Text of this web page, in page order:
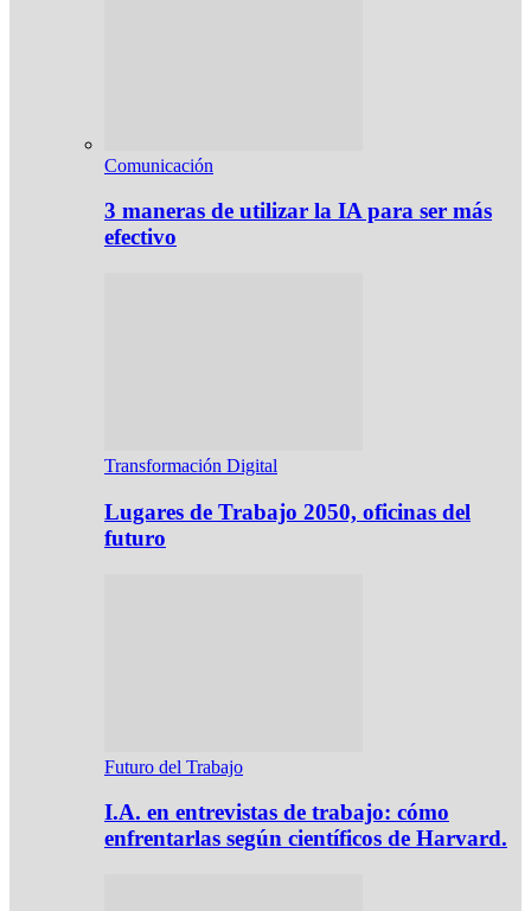
Comunicación
3 maneras de utilizar la IA para ser más
efectivo
Transformación Digital
Lugares de Trabajo 2050, oficinas del
futuro
Futuro del Trabajo
I.A. en entrevistas de trabajo: cómo
enfrentarlas según científicos de Harvard.